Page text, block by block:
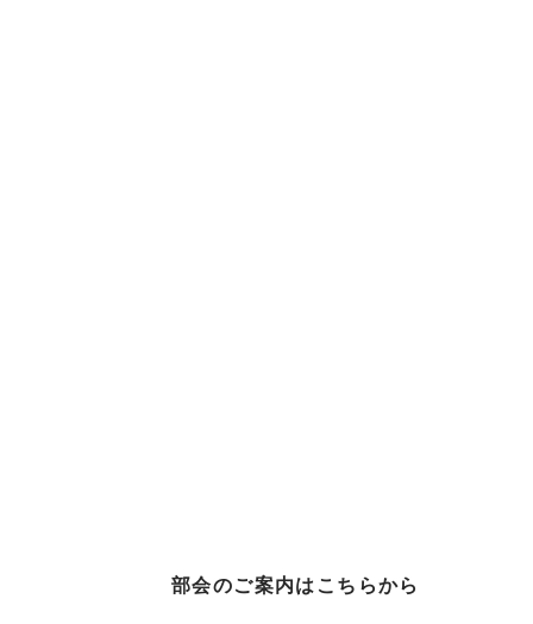
部会のご案内はこちらから